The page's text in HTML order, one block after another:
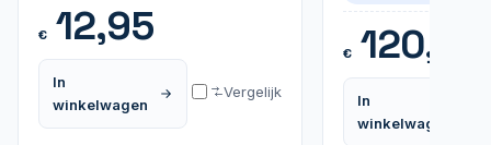
€12,95
In
winkelwagen
Vergelijk
€120,99
In
winkelwagen